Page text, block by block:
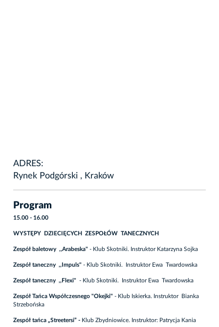
ADRES:
Rynek Podgórski , Kraków
Program
15.00 - 16.00
WYSTĘPY DZIECIĘCYCH ZESPOŁÓW TANECZNYCH
Zespół baletowy ,,Arabeska" - Klub Skotniki. Instruktor Katarzyna Sojka
Zespół taneczny ,,Impuls" - Klub Skotniki. Instruktor Ewa Twardowska
Zespół taneczny ,,Flexi" - Klub Skotniki. Instruktor Ewa Twardowska
Zespół Tańca Współczesnego "Okejki" - Klub Iskierka. Instruktor Bianka
Strzebońska
Zespół tańca „Streetersi” - Klub Zbydniowice. Instruktor: Patrycja Kania